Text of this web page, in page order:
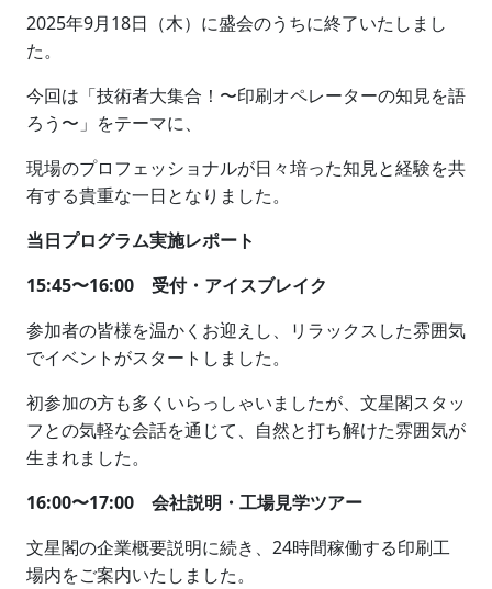
2025年9月18日（木）に盛会のうちに終了いたしまし
た。
今回は「技術者大集合！〜印刷オペレーターの知見を語
ろう〜」をテーマに、
現場のプロフェッショナルが日々培った知見と経験を共
有する貴重な一日となりました。
当日プログラム実施レポート
15:45〜16:00 受付・アイスブレイク
参加者の皆様を温かくお迎えし、リラックスした雰囲気
でイベントがスタートしました。
初参加の方も多くいらっしゃいましたが、文星閣スタッ
フとの気軽な会話を通じて、自然と打ち解けた雰囲気が
生まれました。
16:00〜17:00 会社説明・工場見学ツアー
文星閣の企業概要説明に続き、24時間稼働する印刷工
場内をご案内いたしました。